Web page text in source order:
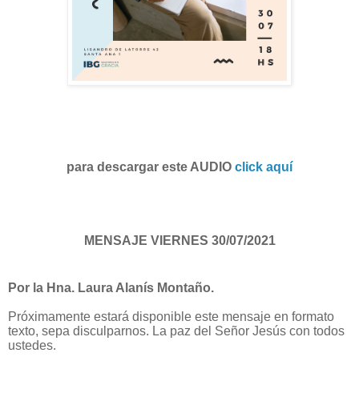
para descargar este AUDIO click aquí
MENSAJE VIERNES 30/07/2021
Por la Hna. Laura Alanís Montaño.
Próximamente estará disponible este mensaje en formato
texto, sepa disculparnos. La paz del Señor Jesús con todos
ustedes.